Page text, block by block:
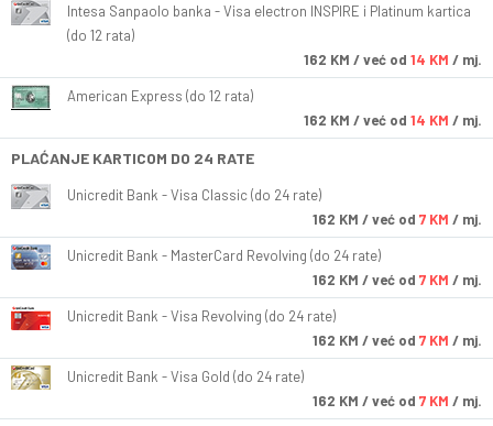
Intesa Sanpaolo banka - Visa electron INSPIRE i Platinum kartica
(do 12 rata)
162 KM / već od 14 KM / mj.
American Express (do 12 rata)
162 KM / već od 14 KM / mj.
PLAĆANJE KARTICOM DO 24 RATE
Unicredit Bank - Visa Classic (do 24 rate)
162 KM / već od 7 KM / mj.
Unicredit Bank - MasterCard Revolving (do 24 rate)
162 KM / već od 7 KM / mj.
Unicredit Bank - Visa Revolving (do 24 rate)
162 KM / već od 7 KM / mj.
Unicredit Bank - Visa Gold (do 24 rate)
162 KM / već od 7 KM / mj.